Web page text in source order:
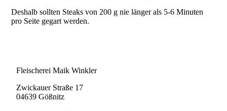
Deshalb sollten Steaks von 200 g nie länger als 5-6 Minuten
pro Seite gegart werden.
Fleischerei Maik Winkler
Zwickauer Straße 17
04639 Gößnitz